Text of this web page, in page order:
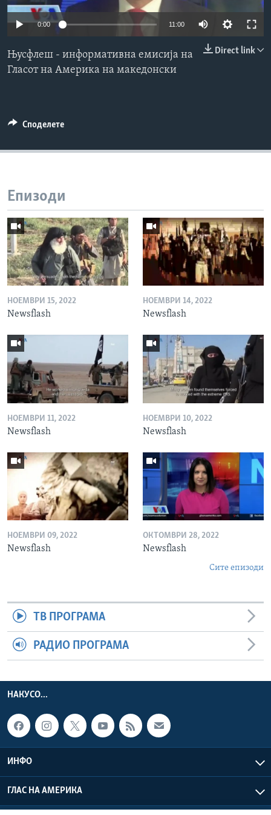
ИНТЕРВЈУА
Јазици
0:00 11:00
Direct link
Њусфлеш - информативна емисија на
Гласот на Америка на македонски
Споделете
Епизоди
НОЕМВРИ 15, 2022
Newsflash
НОЕМВРИ 14, 2022
Newsflash
НОЕМВРИ 11, 2022
Newsflash
НОЕМВРИ 10, 2022
Newsflash
НОЕМВРИ 09, 2022
Newsflash
ОКТОМВРИ 28, 2022
Newsflash
Сите епизоди
ТВ ПРОГРАМА
РАДИО ПРОГРАМА
НАКУСО...
ИНФО
ГЛАС НА АМЕРИКА